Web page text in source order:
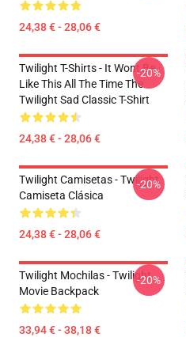
24,38 € - 28,06 €
Twilight T-Shirts - It Wont Be
Like This All The Time The
Twilight Sad Classic T-Shirt
24,38 € - 28,06 €
-20%
Twilight Camisetas - Twilight
Camiseta Clásica
24,38 € - 28,06 €
-20%
Twilight Mochilas - Twilight
Movie Backpack
33,94 € - 38,18 €
-20%